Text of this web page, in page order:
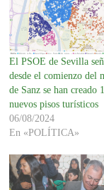
El PSOE de Sevilla
desde el comienzo del
de Sanz se han creado
nuevos pisos turísticos
06/08/2024
En «POLÍTICA»